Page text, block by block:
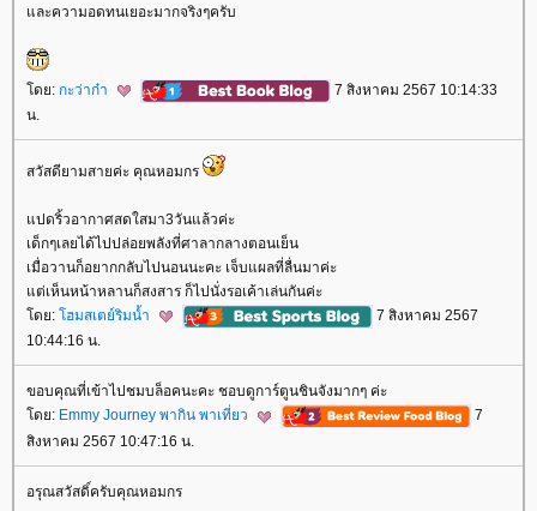
ละความอดทนเยอะมากจริงๆครับ
ดย: กะว่าก๋า
7 สิงหาคม 2567 10:14:33
น.
สวัสดียามสายค่ะ คุณหอมกร
ปดริ้วอากาศสดใสมา3วันแล้วค่ะ
เด็กๆเลยได้ไปปล่อยพลังที่ศาลากลางตอนเย็น
เมื่อวานก็อยากกลับไปนอนนะคะ เจ็บแผลที่ลื่นมาค่ะ
ต่เห็นหน้าหลานก็สงสาร ก็ไปนั่งรอเค้าเล่นกันค่ะ
ดย: ฮมสเตย์ริมน้ำ
7 สิงหาคม 2567
10:44:16 น.
ขอบคุณที่เข้าไปชมบล็อคนะคะ ชอบดูการ์ตูนชินจังมากๆ ค่ะ
ดย: Emmy Journey พากิน พาเที่ยว
7
สิงหาคม 2567 10:47:16 น.
อรุณสวัสดิ์ครับคุณหอมกร